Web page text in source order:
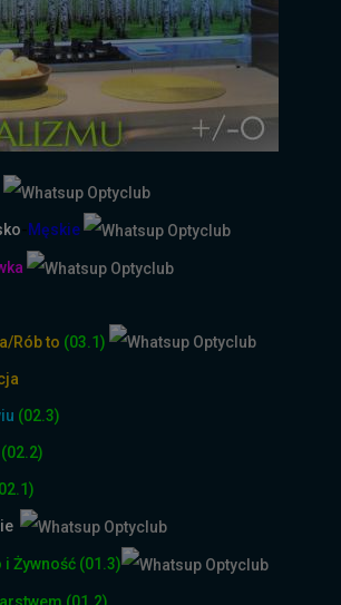
Męskie
Rób to (03.1)
(02.3)
(02.2)
i Żywność (01.3)